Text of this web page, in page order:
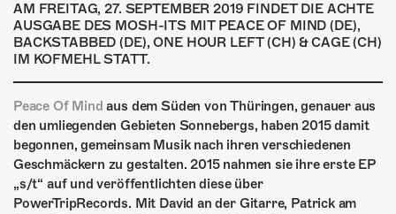
PHOTOMAT
INFOS
KONTAKT
ÜBER UNS
GÖNNEREI
AM FREITAG, 27. SEPTEMBER 2019 FINDET DIE ACHTE
AUSGABE DES MOSH-ITS MIT PEACE OF MIND (DE),
BACKSTABBED (DE), ONE HOUR LEFT (CH) & CAGE (CH)
IM KOFMEHL STATT.
Peace Of Mind aus dem Süden von Thüringen, genauer aus
den umliegenden Gebieten Sonnebergs, haben 2015 damit
begonnen, gemeinsam Musik nach ihren verschiedenen
Geschmäckern zu gestalten. 2015 nahmen sie ihre erste EP
„s/t“ auf und veröffentlichten diese über
PowerTripRecords. Mit David an der Gitarre, Patrick am